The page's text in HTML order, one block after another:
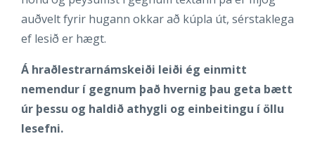
auðvelt fyrir hugann okkar að kúpla út, sérstaklega
ef lesið er hægt.
Á hraðlestrarnámskeiði leiði ég einmitt
nemendur í gegnum það hvernig þau geta bætt
úr þessu og haldið athygli og einbeitingu í öllu
lesefni.